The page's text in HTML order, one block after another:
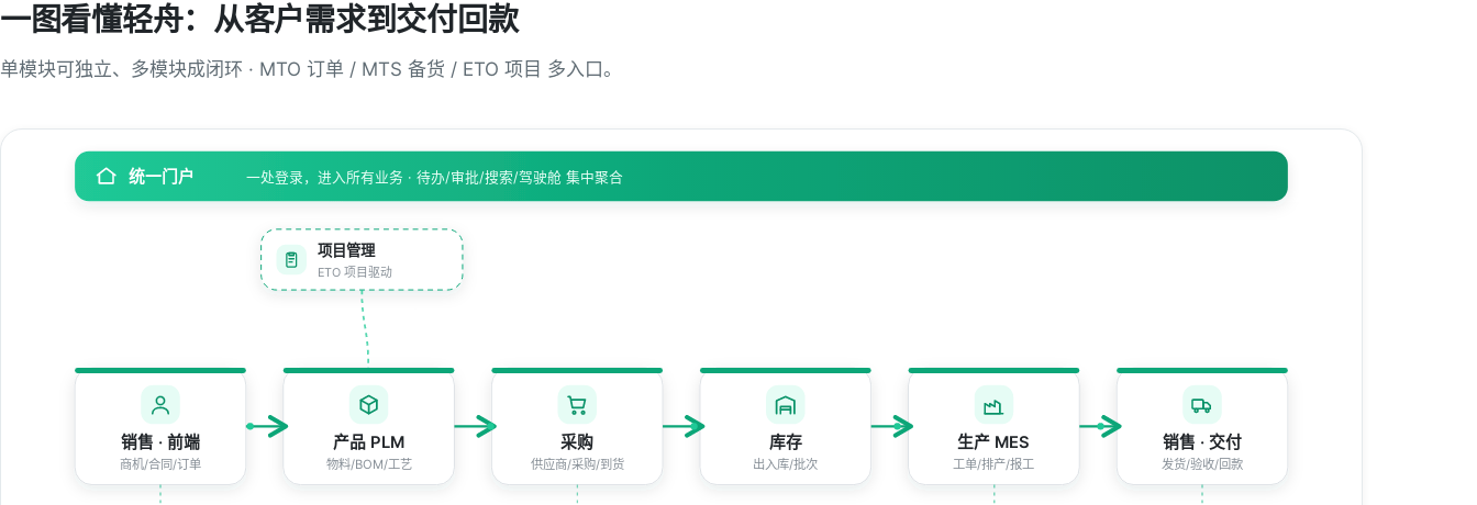
一图看懂轻舟：从客户需求到交付回款
单模块可独立、多模块成闭环 · MTO 订单 / MTS 备货 / ETO 项目 多入口。
统一门户 一处登录，进入所有业务 · 待办/审批/搜索/驾驶舱 集中聚合
销售 · 前端
商机/合同/订单
产品 PLM
物料/BOM/工艺
采购
供应商/采购/到货
库存
出入库/批次
生产 MES
工单/排产/报工
销售 · 交付
发货/验收/回款
项目管理
ETO 项目驱动